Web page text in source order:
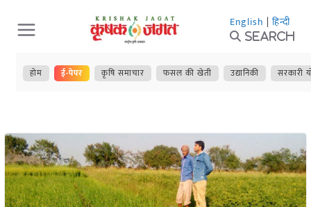
Skip
to
content
English | हिन्दी
Search
होम ई-पेपर कृषि समाचार फसल की खेती उद्यानिकी सरकारी